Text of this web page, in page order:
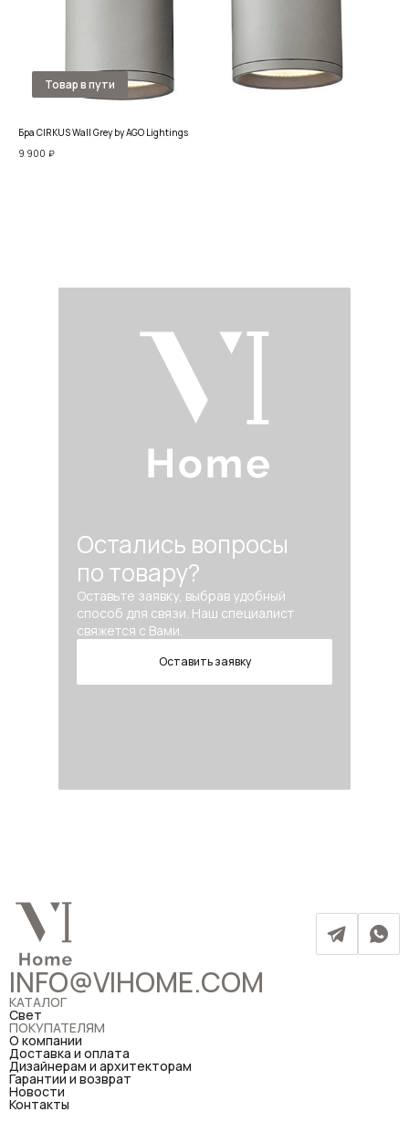
Бра CIRKUS Wall Grey by AGO Lightings
9 900 ₽
Остались вопросы
по товару?
Оставьте заявку, выбрав удобный
способ для связи. Наш специалист
свяжется с Вами.
Оставить заявку
INFO@VIHOME.COM
КАТАЛОГ
Свет
ПОКУПАТЕЛЯМ
О компании
Доставка и оплата
Дизайнерам и архитекторам
Гарантии и возврат
Новости
Контакты